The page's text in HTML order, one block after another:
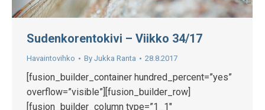
Sudenkorentokivi – Viikko 34/17
Havaintovihko By Jukka Ranta 28.8.2017
[fusion_builder_container hundred_percent=”yes”
overflow=”visible”][fusion_builder_row]
[fusion_builder_column type=”1_1″